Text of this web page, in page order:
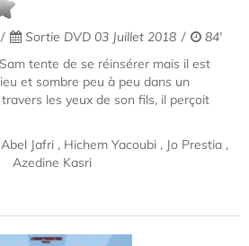
Sortie DVD 03 Juillet 2018
84'
tente de se réinsérer mais il est
et sombre peu à peu dans un
les yeux de son fils, il perçoit
Jafri , Hichem Yacoubi , Jo Prestia ,
Azedine Kasri